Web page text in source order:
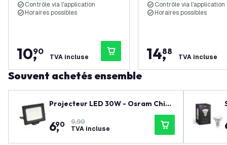
Contrôle via l'application
Horaires possibles
10,
90
TVA incluse
Contrôle via l'application
Horaires possibles
14,
88
TVA incluse
Souvent achetés ensemble
Projecteur LED 30W - Osram Chip
6,
90
9,90
TVA incluse